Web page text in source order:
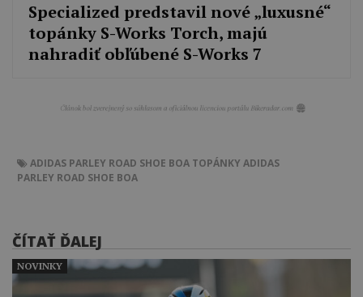
Specialized predstavil nové „luxusné“
topánky S-Works Torch, majú
nahradiť obľúbené S-Works 7
ADIDAS PARLEY ROAD SHOE BOA TOPÁNKY ADIDAS
PARLEY ROAD SHOE BOA
ČÍTAŤ ĎALEJ
NOVINKY